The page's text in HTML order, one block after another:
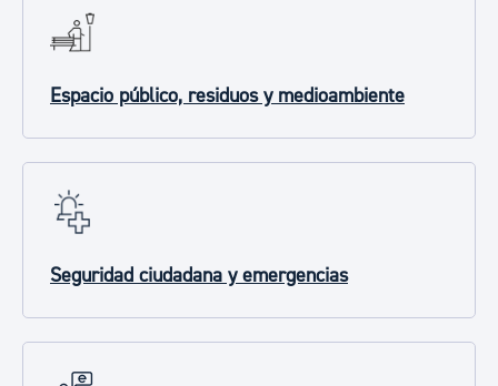
Espacio público, residuos y medioambiente
Seguridad ciudadana y emergencias